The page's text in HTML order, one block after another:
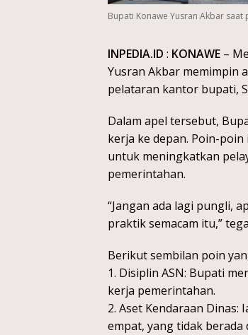
Bupati Konawe Yusran Akbar
INPEDIA.ID : KONAWE –
Yusran Akbar memimpin
pelataran kantor bupati,
Dalam apel tersebut,
kerja ke depan. Poin-
untuk meningkatkan
pemerintahan.
“Jangan ada lagi pungli,
praktik semacam itu,”
Berikut sembilan poin
1. Disiplin ASN: Bupati
kerja pemerintahan.
2. Aset Kendaraan
empat, yang tidak